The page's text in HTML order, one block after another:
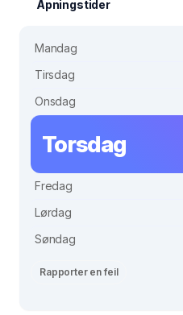
Åpningstider
Mandag
Tirsdag
Onsdag
Torsdag
Fredag
Lørdag
Søndag
Rapporter en feil